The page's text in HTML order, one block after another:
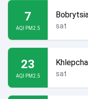
7
AQI PM2.5 sat
23
AQI PM2.5
Khlepcha
sat